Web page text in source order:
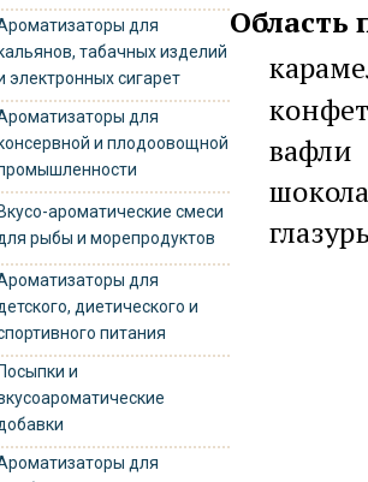
для
табачных изделий
электронных сигарет
для
и плодоовощной
ароматические смеси
рыбы и морепродуктов
для
диетического и
питания
и
для
Область
вафли